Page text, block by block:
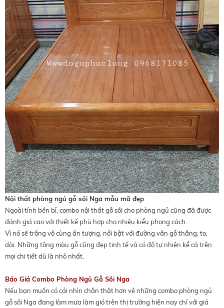
Nội thất phòng ngủ gỗ sồi Nga mẫu mã đẹp
Ngoài tính bền bỉ, combo nội thất gỗ sồi cho phòng ngủ cũng đã được
đánh giá cao với thiết kế phù hợp cho nhiều kiểu phong cách.
Vì nó sẽ trông vô cùng ấn tượng, nổi bật với đường vân gỗ thẳng, to,
dài. Những tông màu gỗ cũng đẹp tinh tế và có độ tự nhiên kể cả trên
mọi chi tiết dù là nhỏ nhất.
Báo Giá Combo Phòng Ngủ Gỗ Sồi Nga
Nếu bạn muốn có cái nhìn chân thật hơn về những combo phòng ngủ
gỗ sồi Nga đang làm mưa làm gió trên thị trường hiện nay chỉ với giá